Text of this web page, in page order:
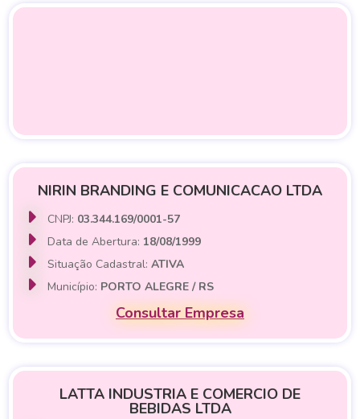
NIRIN BRANDING E COMUNICACAO LTDA
CNPJ: 03.344.169/0001-57
Data de Abertura: 18/08/1999
Situação Cadastral:ATIVA
Município: PORTO ALEGRE / RS
Consultar Empresa
LATTA INDUSTRIA E COMERCIO DE
BEBIDAS LTDA